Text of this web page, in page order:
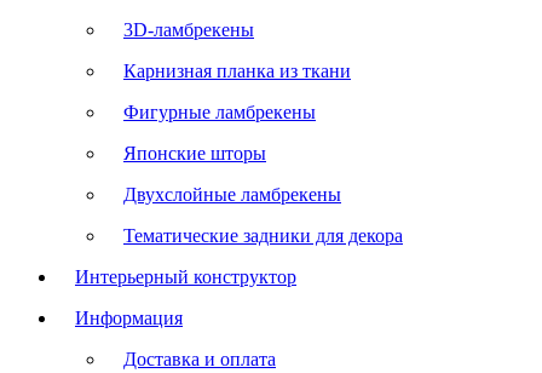
3D-ламбрекены
Карнизная планка из ткани
Фигурные ламбрекены
Японские шторы
Двухслойные ламбрекены
Тематические задники для декора
Интерьерный конструктор
Информация
Доставка и оплата